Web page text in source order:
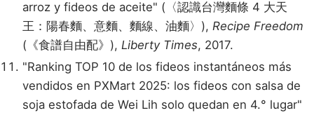
arroz y fideos de aceite" (〈認識台灣麵條 4 大天
王：陽春麵、意麵、麵線、油麵〉), Recipe Freedom
(《食譜自由配》), Liberty Times, 2017.
"Ranking TOP 10 de los fideos instantáneos más
vendidos en PXMart 2025: los fideos con salsa de
soja estofada de Wei Lih solo quedan en 4.° lugar"